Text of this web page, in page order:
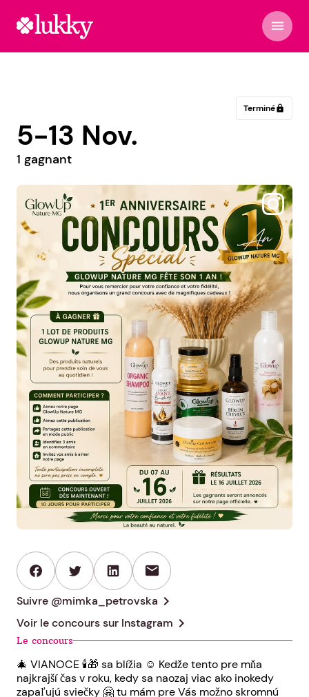
menu
Terminélock
5-13 Nov.
1 gagnant
@mimka_petrovska
mail
Suivre @mimka_petrovska chevron_right
Voir le concours sur Instagram chevron_right
Le concours
🎄 VIANOCE 🕯🎁 sa blížia ☺️ Kedže tento pre mňa
najkrajší čas v roku, kedy sa naozaj viac ako inokedy
zapaľujú sviečky 🤗 tu mám pre Vás možno skromnú